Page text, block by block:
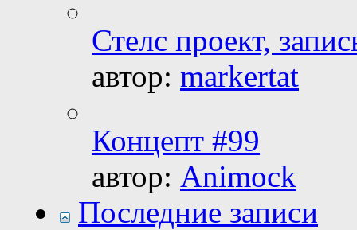
Стелс проект,
автор: markertat
Концепт #99
автор: Animock
Последние записи